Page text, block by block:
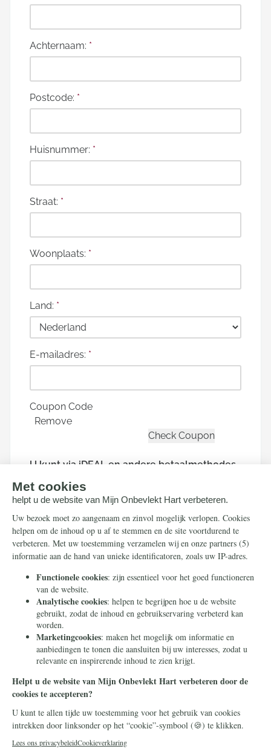
Achternaam: *
Postcode: *
Huisnummer: *
Straat: *
Woonplaats: *
Land: *
E-mailadres: *
Coupon Code
Remove
U kunt via iDEAL en andere betaalmethodes
doneren. Hierna wordt u doorgeleid naar de
beveiligde betaalpagina van Stripe om uw
donatie af te ronden.
Houd mij per e-mail op de hoogte over
acties van Mijn Onbevlekt Hart zal triomferen
Mijn Onbevlekt Hart zal triomferen is een project van Stichting
Civitas Christiana - een stichting zonder winstoogmerk die in
2014 in Heilig Landstichting werd opgericht. Door te doneren
gebruiken voor dit project of een ander project in
overeenstemming met onze statutaire doelen.